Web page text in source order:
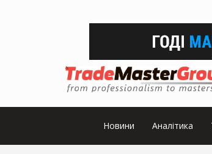
Новини Аналітика